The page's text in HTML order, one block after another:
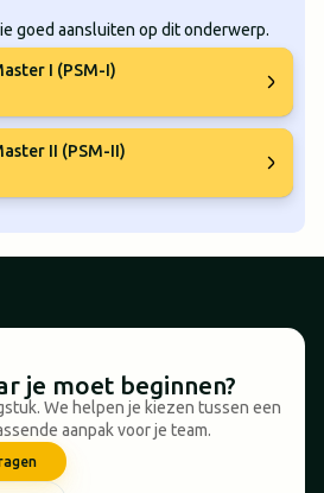
goed aansluiten op dit onderwerp.
I (PSM-I)
II (PSM-II)
je moet beginnen?
We helpen je kiezen tussen een
aanpak voor je team.